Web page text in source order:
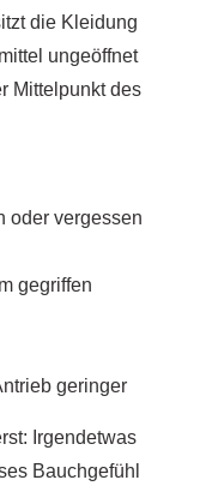
die Kleidung
ungeöffnet
Mittelpunkt des
oder vergessen
gegriffen
geringer
Irgendetwas
Bauchgefühl